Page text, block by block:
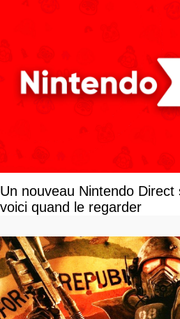
Un nouveau Nintendo Direct
voici quand le regarder